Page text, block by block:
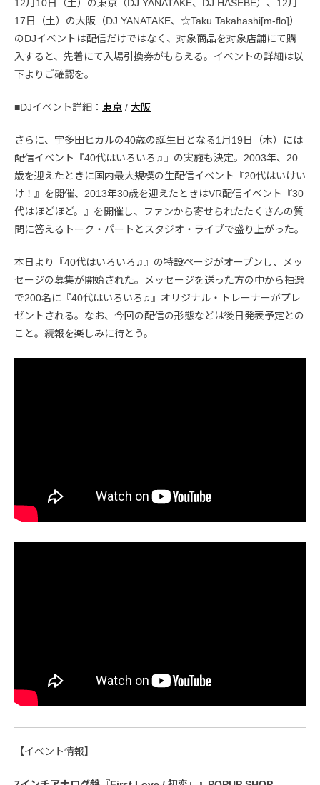
12月10日（土）の東京（DJ YANATAKE、DJ HASEBE）、12月
17日（土）の大阪（DJ YANATAKE、☆Taku Takahashi[m-flo]）
のDJイベントは配信だけではなく、対象商品を対象店舗にて購
入すると、先着にて入場引換券がもらえる。イベントの詳細は以
下よりご確認を。
■DJイベント詳細： 東京 / 大阪
さらに、宇多田ヒカルの40歳の誕生日となる1月19日（木）には
配信イベント『40代はいろいろ♫』の実施も決定。2003年、20
歳を迎えたときに国内最大規模の生配信イベント『20代はいけい
け！』を開催、2013年30歳を迎えたときはVR配信イベント『30
代はほどほど。』を開催し、ファンから寄せられたたくさんの質
問に答えるトーク・パートとスタジオ・ライブで盛り上がった。
本日より『40代はいろいろ♫』の特設ページがオープンし、メッ
セージの募集が開始された。メッセージを送った方の中から抽選
で200名に『40代はいろいろ♫』オリジナル・トレーナーがプレ
ゼントされる。なお、今回の配信の形態などは後日発表予定との
こと。続報を楽しみに待とう。
【イベント情報】